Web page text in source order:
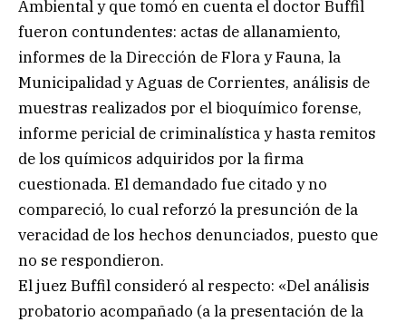
Ambiental y que tomó en cuenta el doctor Buffil
fueron contundentes: actas de allanamiento,
informes de la Dirección de Flora y Fauna, la
Municipalidad y Aguas de Corrientes, análisis de
muestras realizados por el bioquímico forense,
informe pericial de criminalística y hasta remitos
de los químicos adquiridos por la firma
cuestionada. El demandado fue citado y no
compareció, lo cual reforzó la presunción de la
veracidad de los hechos denunciados, puesto que
no se respondieron.
El juez Buffil consideró al respecto: «Del análisis
probatorio acompañado (a la presentación de la